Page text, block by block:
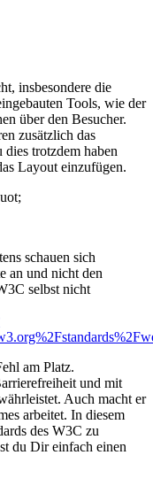
insbesondere die
Tools, wie der
über den Besucher.
zusätzlich das
trotzdem haben
Layout einzufügen.
schauen sich
an und nicht den
selbst nicht
am Platz.
und mit
Auch macht er
arbeitet. In diesem
des W3C zu
du Dir einfach einen